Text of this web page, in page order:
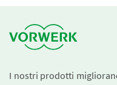
I nostri prodotti